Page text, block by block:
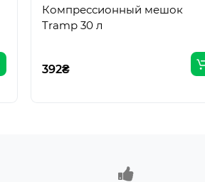
Компрессионный мешок
Tramp 30 л
392₴